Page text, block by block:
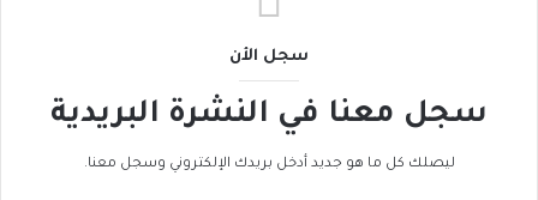
سجل الأن
سجل معنا في النشرة البريدية
ليصلك كل ما هو جديد أدخل بريدك الإلكتروني وسجل معنا.